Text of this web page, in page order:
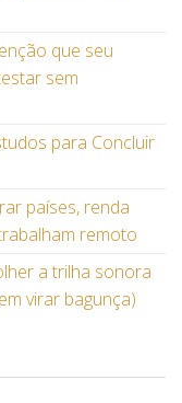
que seu
sem
para Concluir
países, renda
remoto
a trilha sonora
virar bagunça)